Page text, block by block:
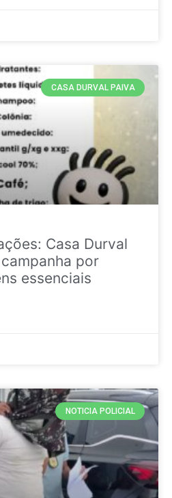
CASA DURVAL PAIVA
Casa Durval
por
essenciais
NOTICIA POLICIAL